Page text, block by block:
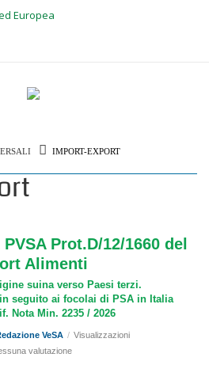
Europea
IMPORT-EXPORT
Prot.D/12/1660 del
Alimenti
suina verso Paesi terzi.
seguito ai focolai di PSA in Italia
Nota Min. 2235 / 2026
VeSA / Visualizzazioni
valutazione